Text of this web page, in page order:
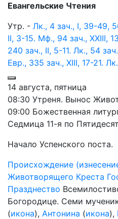
Евангельские Чтения
Утр. - Лк., 4 зач., I, 39-49,
II, 3-15. Мф., 94 зач., XXIII,
240 зач., II, 5-11. Лк., 54
Евр., 335 зач., XIII, 17-21.
14 августа, пятница
08:30 Утреня. Вынос
09:00 Божественная
Седмица 11-я по
Начало Успенского поста.
Происхождение
Животворящего Креста
Празднество
Богородице. Семи
(икона), Антонина (икона),